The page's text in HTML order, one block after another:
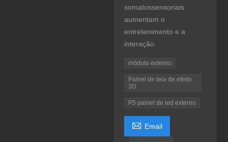
somatossensoriais
aumentam o
entretenimento e a
interação.
módulo externo
Painel de tela de efeito
3D
P5 painel de led externo
 Email